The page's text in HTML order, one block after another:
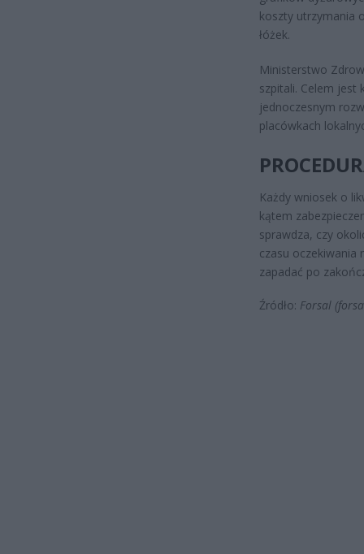
koszty utrzymania
łóżek.
Ministerstwo
szpitali. Celem jest
jednoczesnym
placówkach
Każdy wniosek o
kątem
sprawdza, czy
czasu oczekiwania
zapadać po
Źródło: Forsal